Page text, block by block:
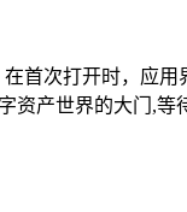
首次打开时，应
产世界的大门,等